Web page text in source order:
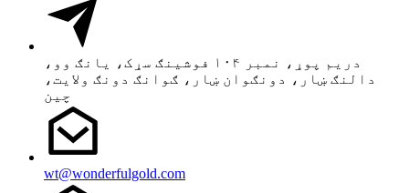
دریم پوړ، نمبر ۱۰۴ فوشینګ سړک، یانګ وو،
دالنګ ښار، دونګوان ښار، ګوانګ دونګ ولایت،
چین
wt@wonderfulgold.com